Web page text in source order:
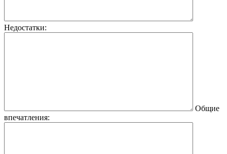
Недостатки:
Общие
впечатления: